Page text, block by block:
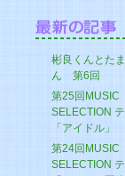
彬良くんとた
ん 第6回
第25回MUSIC
SELECTION
「アイドル」
第24回MUSIC
SELECTION